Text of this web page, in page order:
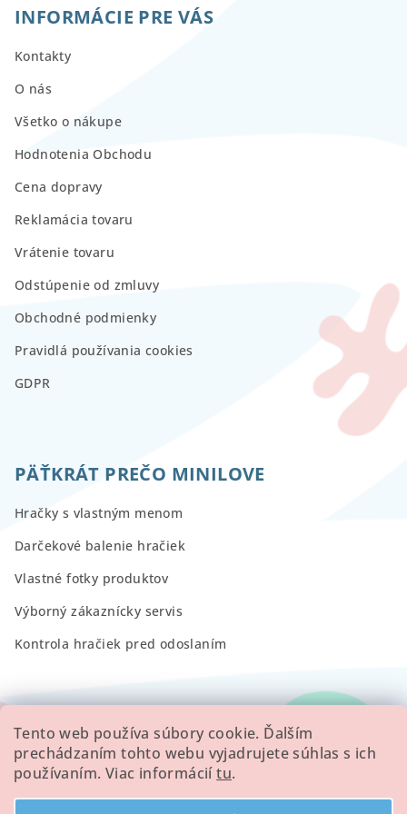
Tento web používa súbory cookie. Ďalším
prechádzaním tohto webu vyjadrujete súhlas s ich
používaním. Viac informáciítu.
INFORMÁCIE PRE VÁS
Kontakty
O nás
Všetko o nákupe
Hodnotenia Obchodu
Cena dopravy
Reklamácia tovaru
Vrátenie tovaru
Odstúpenie od zmluvy
Obchodné podmienky
Pravidlá používania cookies
GDPR
PÄŤKRÁT PREČO MINILOVE
Hračky s vlastným menom
Darčekové balenie hračiek
Vlastné fotky produktov
Výborný zákaznícky servis
Kontrola hračiek pred odoslaním
RECENZIE
Všetky hodnotenie obchodu